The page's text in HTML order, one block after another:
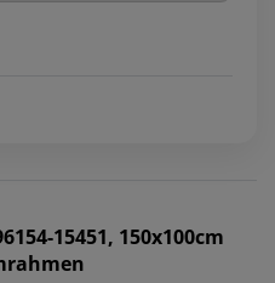
15451, 150x100cm